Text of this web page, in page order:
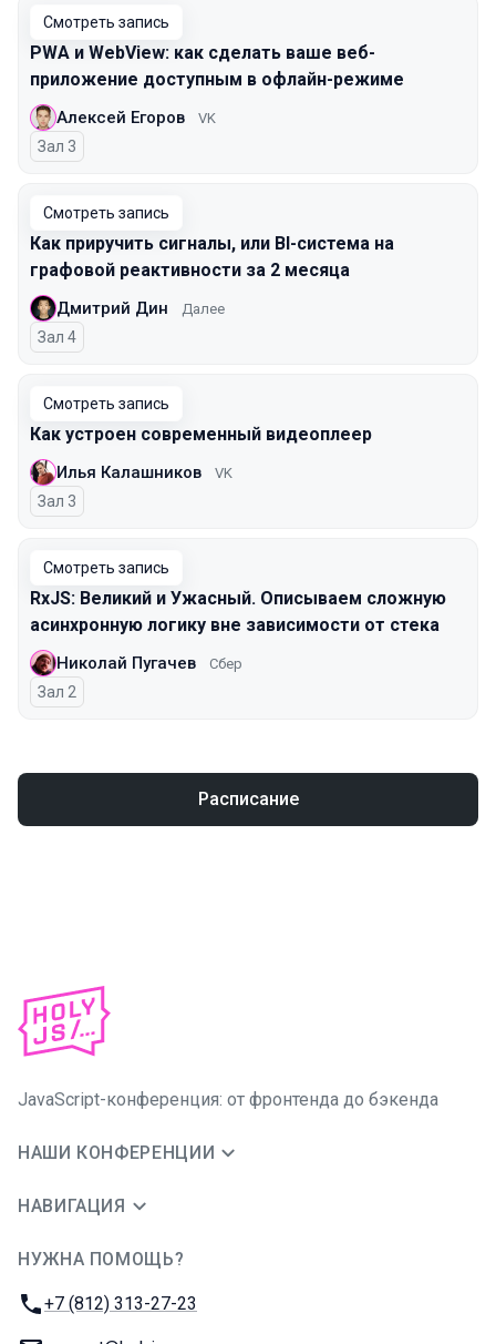
Смотреть запись
PWA и WebView: как сделать ваше веб-
приложение доступным в офлайн-режиме
Алексей Егоров VK
Зал 3
Смотреть запись
Как приручить сигналы, или BI-система на
графовой реактивности за 2 месяца
Дмитрий Дин Далее
Зал 4
Смотреть запись
Как устроен современный видеоплеер
Илья Калашников VK
Зал 3
Смотреть запись
RxJS: Великий и Ужасный. Описываем сложную
асинхронную логику вне зависимости от стека
Николай Пугачев Сбер
Зал 2
Расписание
JavaScript-конференция: от фронтенда до бэкенда
НАШИ КОНФЕРЕНЦИИ
НАВИГАЦИЯ
НУЖНА ПОМОЩЬ?
Телефон:
+7 (812) 313-27-23